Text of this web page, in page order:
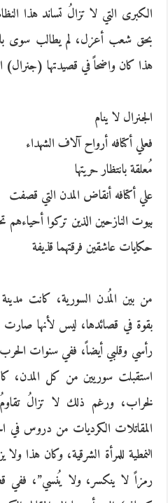
هذا كان واضحاً‮ ‬في قصيدتها‮ (‬جنرال‮) ‬التي جاء فيها‮:‬
الجنرال لا ينام
فعلي أكتافه أرواح آلاف الشهداء
مُعلقة بانتظار حريتها
علي أكتافه أنقاض المدن التي قصفت
بيوت النازحين الذين تركوا
حكايات عاشقين فرقتهما قذيفة
من بين المُدن السورية،‮ ‬كانت
بقوة في قصائدها،‮ ‬ليس لأنها
‬رأسي وقلبي أيضاً،‮ ‬ففي سنوات
‬استقبلت سوريين من كل المدن،‮
لخراب،‮ ‬ورغم ذلك لا تزالُ‮
المقاتلات الكرديات من دروس في
النمطية للمرأة الشرقية،‮ ‬وكان هذا
رمزاً‮ ‬لا ينكسر،‮ ‬ولا يُنسي‮”‬،‮ ‬ففي